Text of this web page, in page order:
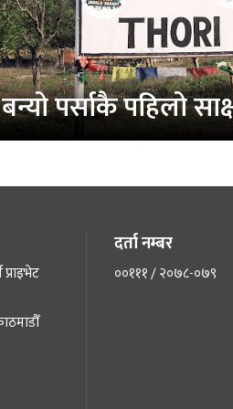
पर्साकै पहिलो
दर्ता नम्बर
००१११ / २०७८-०७९